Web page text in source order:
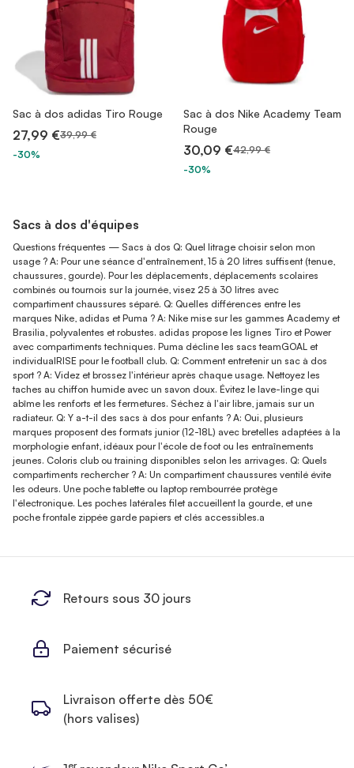
Sac à dos adidas Tiro Rouge
27,99 €39,99 €
-30%
Sac à dos Nike Academy Team
Rouge
30,09 €42,99 €
-30%
Sacs à dos d'équipes
Questions fréquentes — Sacs à dos Q: Quel litrage choisir selon mon
usage ? A: Pour une séance d'entraînement, 15 à 20 litres suffisent (tenue,
chaussures, gourde). Pour les déplacements, déplacements scolaires
combinés ou tournois sur la journée, visez 25 à 30 litres avec
compartiment chaussures séparé. Q: Quelles différences entre les
marques Nike, adidas et Puma ? A: Nike mise sur les gammes Academy et
Brasilia, polyvalentes et robustes. adidas propose les lignes Tiro et Power
avec compartiments techniques. Puma décline les sacs teamGOAL et
individualRISE pour le football club. Q: Comment entretenir un sac à dos
sport ? A: Videz et brossez l'intérieur après chaque usage. Nettoyez les
taches au chiffon humide avec un savon doux. Évitez le lave-linge qui
abîme les renforts et les fermetures. Séchez à l'air libre, jamais sur un
radiateur. Q: Y a-t-il des sacs à dos pour enfants ? A: Oui, plusieurs
marques proposent des formats junior (12-18L) avec bretelles adaptées à la
morphologie enfant, idéaux pour l'école de foot ou les entraînements
jeunes. Coloris club ou training disponibles selon les arrivages. Q: Quels
compartiments rechercher ? A: Un compartiment chaussures ventilé évite
les odeurs. Une poche tablette ou laptop rembourrée protège
l'électronique. Les poches latérales filet accueillent la gourde, et une
poche frontale zippée garde papiers et clés accessibles.a
Retours sous 30 jours
Paiement sécurisé
Livraison offerte dès 50€
(hors valises)
er